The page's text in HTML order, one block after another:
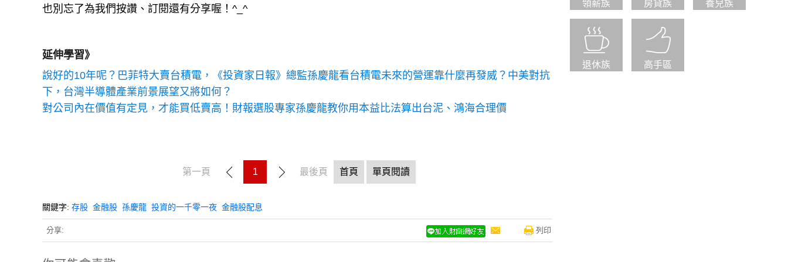
也別忘了為我們按讚、訂閱還有分享喔！^_^
延伸學習》
說好的10年呢？巴菲特大賣台積電，《投資家日報》總監孫慶龍看台積電未來的營運靠什麼再發威？中美對抗
下，台灣半導體產業前景展望又將如何？
對公司內在價值有定見，才能買低賣高！財報選股專家孫慶龍教你用本益比法算出台泥、鴻海合理價
第一頁 1 最後頁 首頁 單頁閱讀
關鍵字: 存股 金融股 孫慶龍 投資的一千零一夜 金融股配息
分享: 列印
領薪族 房貸族 養兒族
退休族 高手區